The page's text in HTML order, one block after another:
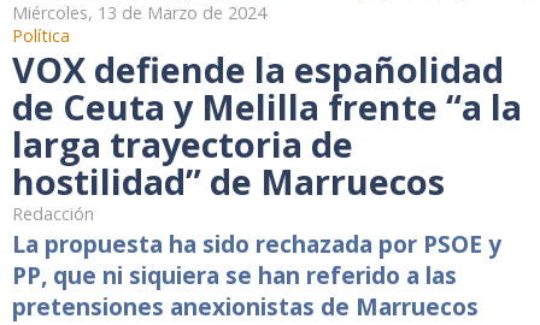
Miércoles, 13 de Marzo de 2024
Política
VOX defiende la españolidad
de Ceuta y Melilla frente “a la
larga trayectoria de
hostilidad” de Marruecos
Redacción
La propuesta ha sido rechazada por PSOE y
PP, que ni siquiera se han referido a las
pretensiones anexionistas de Marruecos